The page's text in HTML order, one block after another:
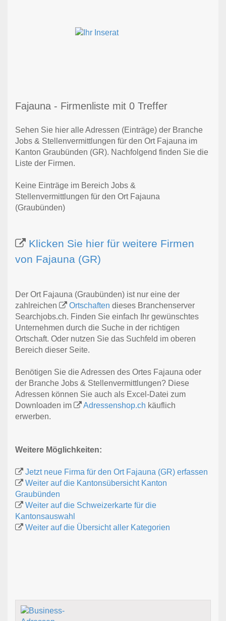
Fajauna - Firmenliste mit 0 Treffer
Sehen Sie hier alle Adressen (Einträge) der Branche
Jobs & Stellenvermittlungen für den Ort Fajauna im
Kanton Graubünden (GR). Nachfolgend finden Sie die
Liste der Firmen.
Keine Einträge im Bereich Jobs &
Stellenvermittlungen für den Ort Fajauna
(Graubünden)
Klicken Sie hier für weitere Firmen
von Fajauna (GR)
Der Ort Fajauna (Graubünden) ist nur eine der
zahlreichen
Ortschaften dieses Branchenserver
Searchjobs.ch. Finden Sie einfach Ihr gewünschtes
Unternehmen durch die Suche in der richtigen
Ortschaft. Oder nutzen Sie das Suchfeld im oberen
Bereich dieser Seite.
Benötigen Sie die Adressen des Ortes Fajauna oder
der Branche Jobs & Stellenvermittlungen? Diese
Adressen können Sie auch als Excel-Datei zum
Downloaden im
Adressenshop.ch käuflich
erwerben.
Weitere Möglichkeiten:
Jetzt neue Firma für den Ort Fajauna (GR) erfassen
Weiter auf die Kantonsübersicht Kanton
Graubünden
Weiter auf die Schweizerkarte für die
Kantonsauswahl
Weiter auf die Übersicht aller Kategorien